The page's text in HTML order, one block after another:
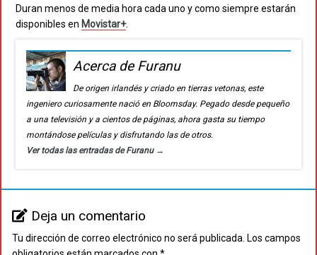
Duran menos de media hora cada uno y como siempre estarán
disponibles en Movistar+.
Acerca de Furanu
De origen irlandés y criado en tierras vetonas, este
ingeniero curiosamente nació en Bloomsday. Pegado desde pequeño
a una televisión y a cientos de páginas, ahora gasta su tiempo
montándose películas y disfrutando las de otros.
Ver todas las entradas de Furanu →
Deja un comentario
Tu dirección de correo electrónico no será publicada. Los campos